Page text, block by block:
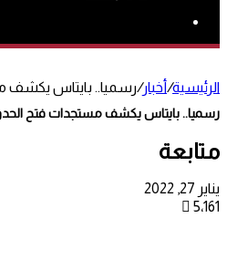
الرئيسية/أخبار/رسميا.. بايتاس يكشف
رسميا.. بايتاس يكشف مستجدات فتح
متابعة
يناير 27, 2022
5٬161